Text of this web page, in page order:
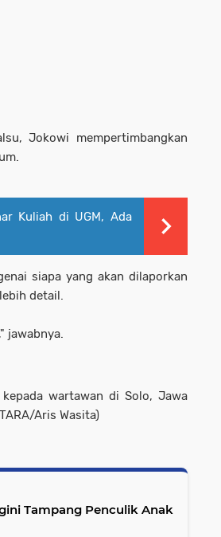
Jokowi mempertimbangkan
Kuliah di UGM, Ada
siapa yang akan dilaporkan
detail.
jawabnya.
wartawan di Solo, Jawa
Aris Wasita)
Tampang Penculik Anak